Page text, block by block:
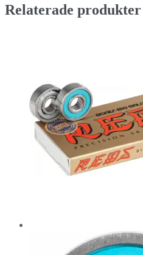
Relaterade produkter